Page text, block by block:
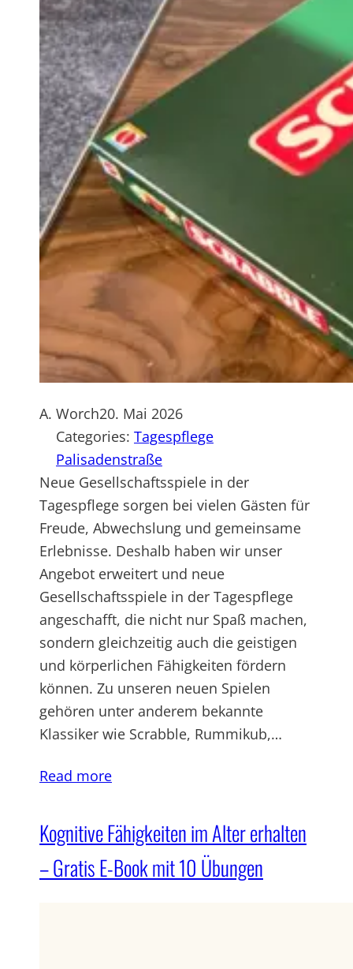
A. Worch20. Mai 2026
Categories: Tagespflege
Palisadenstraße
Neue Gesellschaftsspiele in der
Tagespflege sorgen bei vielen Gästen für
Freude, Abwechslung und gemeinsame
Erlebnisse. Deshalb haben wir unser
Angebot erweitert und neue
Gesellschaftsspiele in der Tagespflege
angeschafft, die nicht nur Spaß machen,
sondern gleichzeitig auch die geistigen
und körperlichen Fähigkeiten fördern
können. Zu unseren neuen Spielen
gehören unter anderem bekannte
Klassiker wie Scrabble, Rummikub,…
Read more
Kognitive Fähigkeiten im Alter erhalten
– Gratis E-Book mit 10 Übungen